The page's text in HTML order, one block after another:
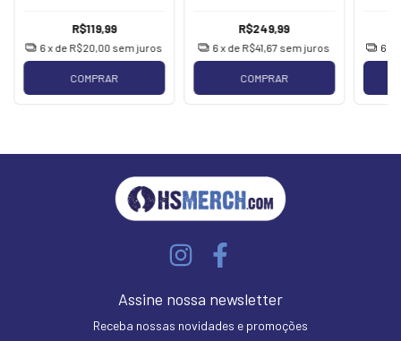
R$119,99
6x de R$20,00 sem juros
COMPRAR
R$249,99
6 x de R$41,67 sem juros
COMPRAR
6
Assine nossa newsletter
Receba nossas novidades e promoções